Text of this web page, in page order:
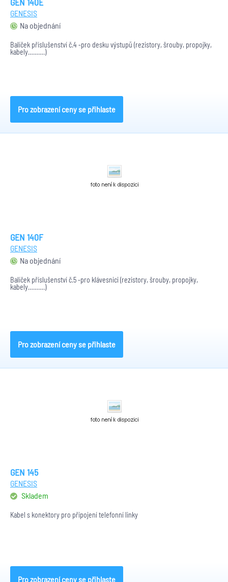
GENESIS
Na objednání
Balíček příslušenství č.4 -pro desku výstupů (rezistory, šrouby, propojky,
kabely……….)
Pro zobrazení ceny se přihlaste
GEN 140F
GENESIS
Na objednání
Balíček příslušenství č.5 -pro klávesnici (rezistory, šrouby, propojky,
kabely……….)
Pro zobrazení ceny se přihlaste
GEN 145
GENESIS
Skladem
Kabel s konektory pro připojení telefonní linky
Pro zobrazení ceny se přihlaste